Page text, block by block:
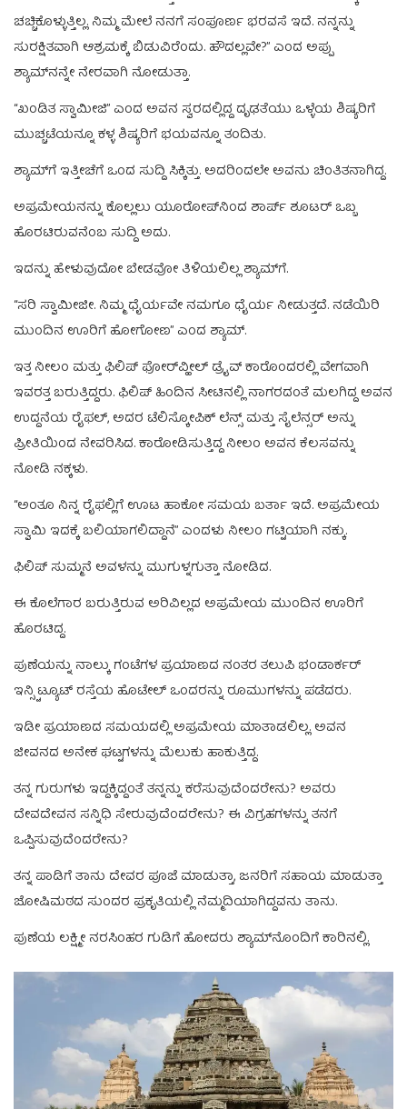
ಚಚ್ಚಿಕೊಳ್ಳುತ್ತಿಲ್ಲ. ನಿಮ್ಮ ಮೇಲೆ ನನಗೆ ಸಂಪೂರ್ಣ ಭರವಸೆ ಇದೆ. ನನ್ನನ್ನು
ಸುರಕ್ಷಿತವಾಗಿ ಆಶ್ರಮಕ್ಕೆ ಬಿಡುವಿರೆಂದು. ಹೌದಲ್ಲವೇ?” ಎಂದ ಅಪ್ಪು
ಶ್ಯಾಮ್‌ನನ್ನೇ ನೇರವಾಗಿ ನೋಡುತ್ತಾ.
“ಖಂಡಿತ ಸ್ವಾಮೀಜಿ” ಎಂದ ಅವನ ಸ್ವರದಲ್ಲಿದ್ದ ದೃಢತೆಯು ಒಳ್ಳೆಯ ಶಿಷ್ಯರಿಗೆ
ಮುಚ್ಚಟೆಯನ್ನೂ ಕಳ್ಳ ಶಿಷ್ಯರಿಗೆ ಭಯವನ್ನೂ ತಂದಿತು.
ಶ್ಯಾಮ್‌ಗೆ ಇತ್ತೀಚೆಗೆ ಒಂದ ಸುದ್ದಿ ಸಿಕ್ಕಿತ್ತು. ಅದರಿಂದಲೇ ಅವನು ಚಿಂತಿತನಾಗಿದ್ದ.
ಅಪ್ರಮೇಯನನ್ನು ಕೊಲ್ಲಲು ಯೂರೋಪ್‌ನಿಂದ ಶಾರ್ಪ್‌ ಶೂಟರ್‌ ಒಬ್ಬ
ಹೊರಟಿರುವನೆಂಬ ಸುದ್ದಿ ಅದು.
ಇದನ್ನು ಹೇಳುವುದೋ ಬೇಡವೋ ತಿಳಿಯಲಿಲ್ಲ ಶ್ಯಾಮ್‌ಗೆ.
“ಸರಿ ಸ್ವಾಮೀಜೀ. ನಿಮ್ಮ ಧೈರ್ಯವೇ ನಮಗೂ ಧೈರ್ಯ ನೀಡುತ್ತದೆ. ನಡೆಯಿರಿ
ಮುಂದಿನ ಊರಿಗೆ ಹೋಗೋಣ” ಎಂದ ಶ್ಯಾಮ್.‌
ಇತ್ತ ನೀಲಂ ಮತ್ತು ಫಿಲಿಪ್‌ ಫೋರ್‌ವ್ಹೀಲ್‌ ಡ್ರೈವ್‌ ಕಾರೊಂದರಲ್ಲಿ ವೇಗವಾಗಿ
ಇವರತ್ತ ಬರುತ್ತಿದ್ದರು. ಫಿಲಿಪ್‌ ಹಿಂದಿನ ಸೀಟಿನಲ್ಲಿ ನಾಗರದಂತೆ ಮಲಗಿದ್ದ ಅವನ
ಉದ್ದನೆಯ ರೈಫಲ್‌, ಅದರ ಟೆಲಿಸ್ಕೋಪಿಕ್‌ ಲೆನ್ಸ್‌ ಮತ್ತು ಸೈಲೆನ್ಸರ್‌ ಅನ್ನು
ಪ್ರೀತಿಯಿಂದ ನೇವರಿಸಿದ. ಕಾರೋಡಿಸುತ್ತಿದ್ದ ನೀಲಂ ಅವನ ಕೆಲಸವನ್ನು
ನೋಡಿ ನಕ್ಕಳು.
“ಅಂತೂ ನಿನ್ನ ರೈಫಲ್ಲಿಗೆ ಊಟ ಹಾಕೋ ಸಮಯ ಬರ್ತಾ ಇದೆ. ಅಪ್ರಮೇಯ
ಸ್ವಾಮಿ ಇದಕ್ಕೆ ಬಲಿಯಾಗಲಿದ್ದಾನೆ” ಎಂದಳು ನೀಲಂ ಗಟ್ಟಿಯಾಗಿ ನಕ್ಕು.
ಫಿಲಿಪ್‌ ಸುಮ್ಮನೆ ಅವಳನ್ನು ಮುಗುಳ್ನಗುತ್ತಾ ನೋಡಿದ.
ಈ ಕೊಲೆಗಾರ ಬರುತ್ತಿರುವ ಅರಿವಿಲ್ಲದ ಅಪ್ರಮೇಯ ಮುಂದಿನ ಊರಿಗೆ
ಹೊರಟಿದ್ದ.
ಪುಣೆಯನ್ನು ನಾಲ್ಕು ಗಂಟೆಗಳ ಪ್ರಯಾಣದ ನಂತರ ತಲುಪಿ ಭಂಡಾರ್ಕರ್‌
ಇನ್ಸ್ಟಿಟ್ಯೂಟ್‌ ರಸ್ತೆಯ ಹೊಟೇಲ್‌ ಒಂದರನ್ನು ರೂಮುಗಳನ್ನು ಪಡೆದರು.
ಇಡೀ ಪ್ರಯಾಣದ ಸಮಯದಲ್ಲಿ ಅಪ್ರಮೇಯ ಮಾತಾಡಲಿಲ್ಲ. ಅವನ
ಜೀವನದ ಅನೇಕ ಘಟ್ಟಗಳನ್ನು ಮೆಲುಕು ಹಾಕುತ್ತಿದ್ದ.
ತನ್ನ ಗುರುಗಳು ಇದ್ದಕ್ಕಿದ್ದಂತೆ ತನ್ನನ್ನು ಕರೆಸುವುದೆಂದರೇನು? ಅವರು
ದೇವದೇವನ ಸನ್ನಿಧಿ ಸೇರುವುದೆಂದರೇನು? ಈ ವಿಗ್ರಹಗಳನ್ನು ತನಗೆ
ಒಪ್ಪಿಸುವುದೆಂದರೇನು?
ತನ್ನ ಪಾಡಿಗೆ ತಾನು ದೇವರ ಪೂಜೆ ಮಾಡುತ್ತಾ, ಜನರಿಗೆ ಸಹಾಯ ಮಾಡುತ್ತಾ
ಜೋಷಿಮಠದ ಸುಂದರ ಪ್ರಕೃತಿಯಲ್ಲಿ ನೆಮ್ಮದಿಯಾಗಿದ್ದವನು ತಾನು.
ಪುಣೆಯ ಲಕ್ಷ್ಮೀ ನರಸಿಂಹರ ಗುಡಿಗೆ ಹೋದರು ಶ್ಯಾಮ್‌ನೊಂದಿಗೆ ಕಾರಿನಲ್ಲಿ.